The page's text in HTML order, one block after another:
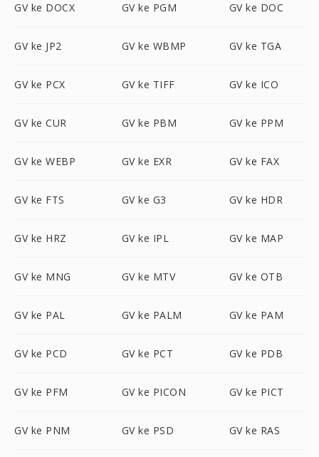
GV ke DOCX GV ke PGM GV ke DOC
GV ke JP2 GV ke WBMP GV ke TGA
GV ke PCX GV ke TIFF GV ke ICO
GV ke CUR GV ke PBM GV ke PPM
GV ke WEBP GV ke EXR GV ke FAX
GV ke FTS GV ke G3 GV ke HDR
GV ke HRZ GV ke IPL GV ke MAP
GV ke MNG GV ke MTV GV ke OTB
GV ke PAL GV ke PALM GV ke PAM
GV ke PCD GV ke PCT GV ke PDB
GV ke PFM GV ke PICON GV ke PICT
GV ke PNM GV ke PSD GV ke RAS